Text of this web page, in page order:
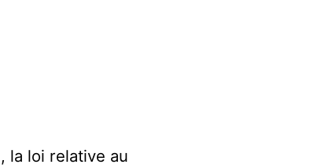
la loi relative au